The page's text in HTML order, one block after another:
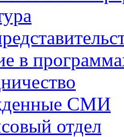
в
СМИ
отдел